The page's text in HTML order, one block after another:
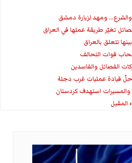
والشرع... ومهد لزيارة دمشق
تغيّر طريقة عملها في العراق
الفصائل والفاسدين
قيادة عمليات غرب دجلة
والمسيرات استهدف كردستان
المقبل